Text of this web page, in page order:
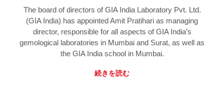
The board of directors of GIA India Laboratory Pvt. Ltd.
(GIA India) has appointed Amit Pratihari as managing
director, responsible for all aspects of GIA India’s
gemological laboratories in Mumbai and Surat, as well as
the GIA India school in Mumbai.
続きを読む